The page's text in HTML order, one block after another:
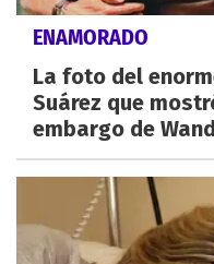
ENAMORADO
La foto del
Suárez que
embargo de